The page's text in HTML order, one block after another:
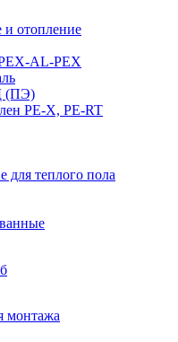
отопление
AL-PEX
(ПЭ)
PE-X, PE-RT
теплого пола
монтажа